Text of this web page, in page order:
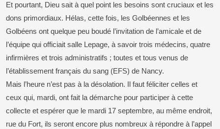
Et pourtant, Dieu sait à quel point les besoins sont cruciaux et les
dons primordiaux. Hélas, cette fois, les Golbéennes et les
Golbéens ont quelque peu boudé l’invitation de l’amicale et de
l’équipe qui officiait salle Lepage, à savoir trois médecins, quatre
infirmières et trois administratifs ; toutes et tous venus de
l’établissement français du sang (EFS) de Nancy.
Mais l’heure n’est pas à la désolation. Il faut féliciter celles et
ceux qui, mardi, ont fait la démarche pour participer à cette
collecte et espérer que le mardi 17 septembre, au même endroit,
rue du Fort, ils seront encore plus nombreux à répondre à l’appel